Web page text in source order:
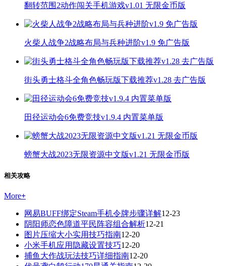
翻转范围2动作闯关手机游戏v1.01 无限金币版
火柴人战争2战略布局与兵种进阶v1.9 免广告版
街头勇士格斗全角色畅玩版下载推荐v1.28 去广告版
田径运动会6免费竞技v1.9.4 内置菜单版
螃蟹大战2023无限资源中文版v1.21 无限金币版
相关攻略
More+
网易BUFF绑定Steam手机令牌步骤详解12-23
阴阳师恋色障道平民阵容组合解析12-21
图片压缩大小实用技巧指南12-20
小米手机应用隐藏设置技巧12-20
捕鱼大作战玩法技巧详细指南12-20